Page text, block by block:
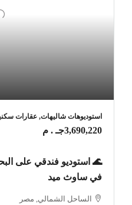
استوديوهات شاليهات, عقارات
3,690,220جـ . م
🌊 استوديو فندقي على
في ساوث ميد
الساحل الشمالي, مصر